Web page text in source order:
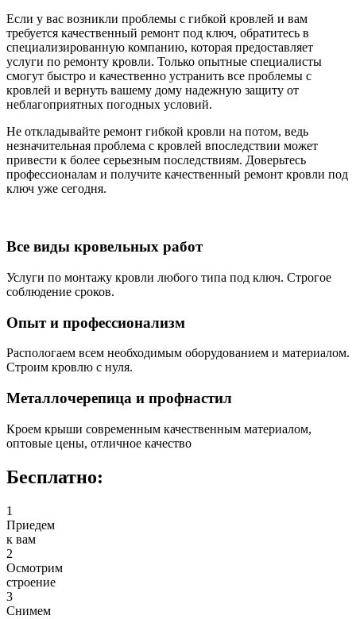
Если у вас возникли проблемы с гибкой кровлей и вам
требуется качественный ремонт под ключ, обратитесь в
специализированную компанию, которая предоставляет
услуги по ремонту кровли. Только опытные специалисты
смогут быстро и качественно устранить все проблемы с
кровлей и вернуть вашему дому надежную защиту от
неблагоприятных погодных условий.
Не откладывайте ремонт гибкой кровли на потом, ведь
незначительная проблема с кровлей впоследствии может
привести к более серьезным последствиям. Доверьтесь
профессионалам и получите качественный ремонт кровли под
ключ уже сегодня.
Все виды кровельных работ
Услуги по монтажу кровли любого типа под ключ. Строгое
соблюдение сроков.
Опыт и профессионализм
Распологаем всем необходимым оборудованием и материалом.
Строим кровлю с нуля.
Металлочерепица и профнастил
Кроем крыши современным качественным материалом,
оптовые цены, отличное качество
Бесплатно:
1
Приедем
к вам
2
Осмотрим
строение
3
Снимем